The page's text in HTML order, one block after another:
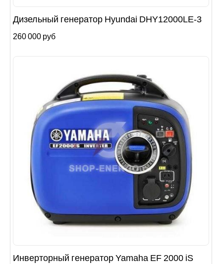
Дизельный генератор Hyundai DHY12000LE-3
260 000 руб
Инверторный генератор Yamaha EF 2000 iS